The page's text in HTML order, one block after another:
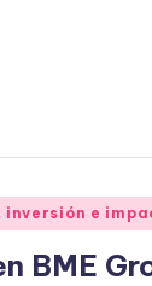
inversión e
BME